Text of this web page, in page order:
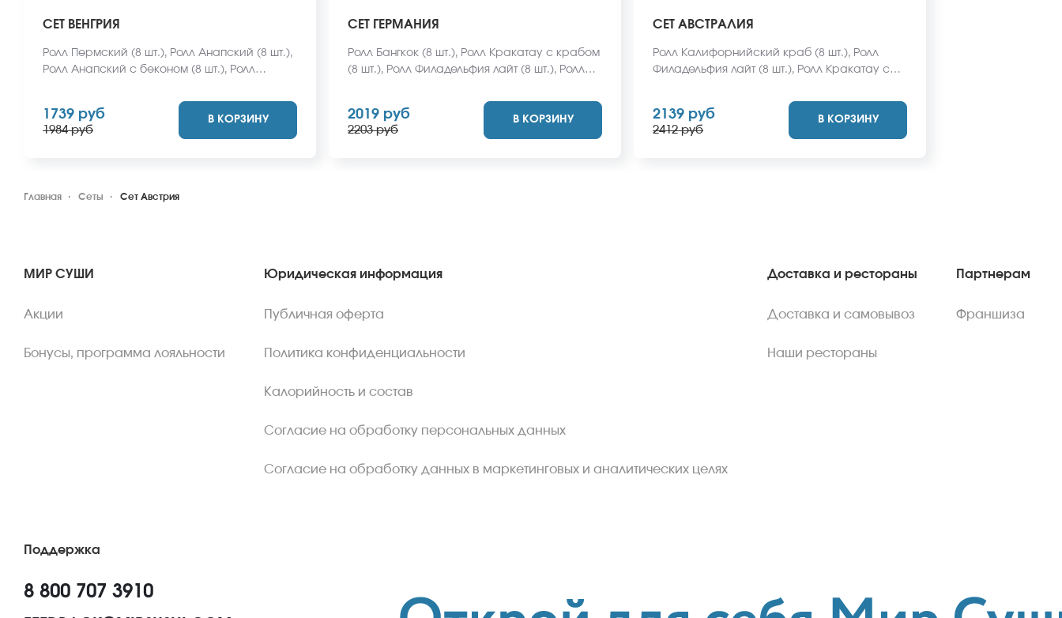
СЕТ ВЕНГРИЯ
Ролл Пермский (8 шт.), Ролл Анапский (8 шт.),
Ролл Анапский с беконом (8 шт.), Ролл
Калифорнийский фреш (8 шт.), Ролл
Ижевский (8 шт.). *Не забудьте заказать
имбирь, васаби и соевый соус. Они не
1739 руб
1984 руб
В КОРЗИНУ
СЕТ ГЕРМАНИЯ
Ролл Бангкок (8 шт.), Ролл Кракатау с крабом
(8 шт.), Ролл Филадельфия лайт (8 шт.), Ролл
(8 шт.), Ролл Кентукки хот (8 шт.), Ролл
Макарена (8 шт.). *Не забудьте заказать
имбирь, васаби и соевый соус. Они не
2019 руб
2203 руб
В КОРЗИНУ
СЕТ АВСТРАЛИЯ
Ролл Калифорнийский краб (8 шт.), Ролл
Филадельфия лайт (8 шт.), Ролл Кракатау с
Итальянский ХОТ (8 шт.), Ролл Ангарский (8
шт.),Ролл Анапский с беконом (8 шт.), Ролл
Пермский с беконом (8 шт.). *Не забудьте
2139 руб
2412 руб
В КОРЗИНУ
Главная Сеты Сет Австрия
МИР СУШИ
Акции
Бонусы, программа лояльности
Юридическая информация
Публичная оферта
Политика конфиденциальности
Калорийность и состав
Согласие на обработку персональных данных
Согласие на обработку данных в маркетинговых и аналитических целях
Доставка и рестораны
Доставка и самовывоз
Наши рестораны
Партнерам
Франшиза
Поддержка
8 800 707 3910